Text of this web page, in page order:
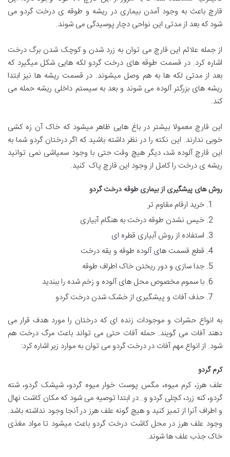
قارچ باعث به وجود آمدن بیماری در ریشه و طوقه ی درخت گردو می
شود که بعد از مدتی این نواحی دچار پوسیدگی می شوند.
از جمله علائم این قارچ می توان به زرد شدن و کوچک شدن برگ درخت
اشاره کرد. در قسمت طوقه های درخت گردو لکه هایی شکل میگیرد که
بعد از مدتی لکه ها به هم وصل میشوند. در قسمت ریشه ها نیز ابتدا
ریشه های بزرگتر آلوده می شوند و بعد به سیستم داخلی ریشه حمله می
کند.
این قارچ معمولا بیشتر در باغ هایی ظاهر میشود که خاک آن زه کشی
خوبی ندارند. این نکته را در نظر داشته باشید که اگر درختان گردو شما به
این قارچ آلوده شد، دیگر هیچ وقت حتی با وجود سمپاشی نمی توانید
ریشه ی درخت را کامل از وجود این قارچ پاک کنید.
روش های پیشگیری از بیماری طوقه درخت گردو
خرید ارقام مقاوم تر
خیس نشدن طوقه درخت به هنگام آبیاری
استفاده از روش آبیاری قطره ای
قطع قسمت های آلوده طوقه و یقه درخت
جدا سازی و دور ریختن خاک اطراف طوقه
با سموم مخصوص محل های آلوده و زخم شده را ببندید
حذف آفات و پیشگیری از خشک شدن درخت گردو
به انواع حشرات و موجودات زنده ای که درختان را مورد هدف قرار می
دهند آفات می گویند. حمله آفات حتی می تواند باعث مرگ درخت هم
شود. از انواع مهم آفات در درخت گردو می توان به موارد زیر اشاره کرد:
کرم گردو
علف هرز، کرم میوه، مگس پوست خوار میوه گردو، شپشک گردو، شته
گردو، کنه زرد، کچلی گردو و…در ابتدا توصیه می شود که مکان کاشت نهال
و اطراف آنرا از تمیز کنید و هیچ گونه علف هرز در آنجا وجود نداشته باشد.
وجود علف هرز در محل کاشت درخت گردو باعث میشود تا مواد مغذی
خاک جذب علف ها شوند.